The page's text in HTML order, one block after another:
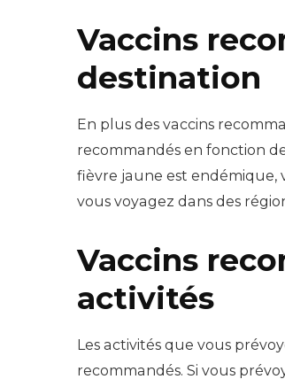
Vaccins
destination
En plus des vaccins
recommandés en fonction
fièvre jaune est endémique,
vous voyagez dans des
Vaccins
activités
Les activités que vous
recommandés. Si vous